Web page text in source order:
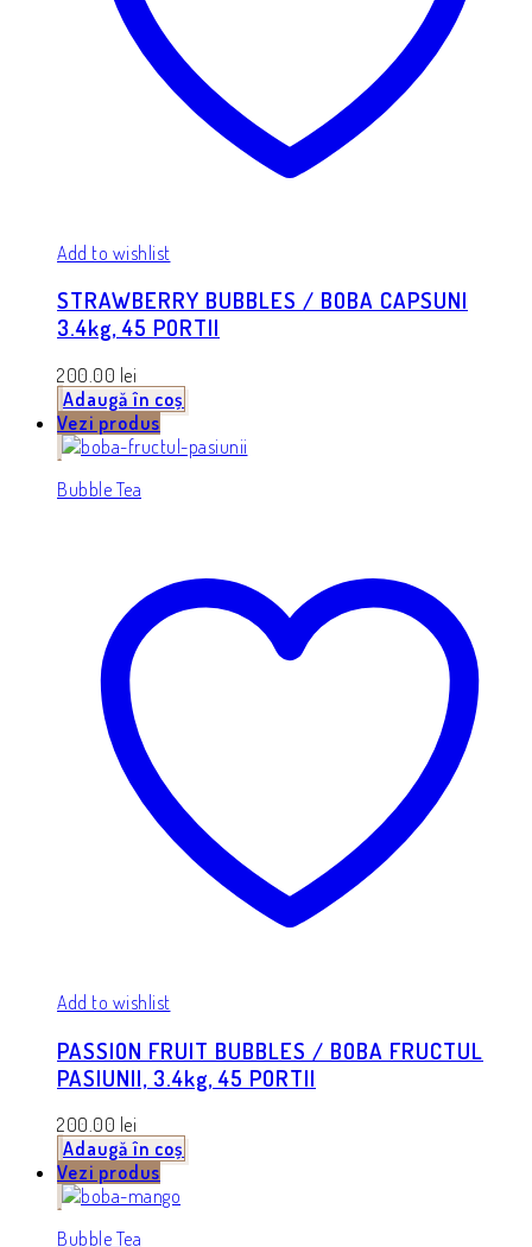
Add to wishlist
STRAWBERRY BUBBLES / BOBA CAPSUNI
3.4kg, 45 PORTII
200.00 lei
Adaugă în coș
Vezi produs
Bubble Tea
Add to wishlist
PASSION FRUIT BUBBLES / BOBA FRUCTUL
PASIUNII, 3.4kg, 45 PORTII
200.00 lei
Adaugă în coș
Vezi produs
Bubble Tea